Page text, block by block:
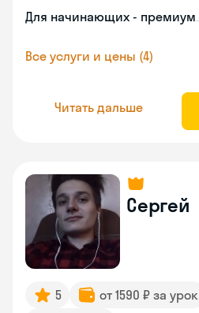
Для начинающих - премиум
Все услуги и цены (4)
Читать дальше
Сергей
5 от 1590 ₽ за урок